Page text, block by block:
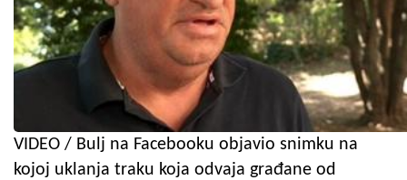
VIDEO / Bulj na Facebooku objavio snimku na
kojoj uklanja traku koja odvaja građane od